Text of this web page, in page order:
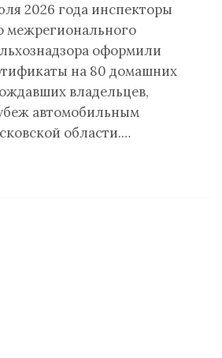
2026 года инспекторы
межрегионального
оформили
на 80 домашних
владельцев,
автомобильным
области.…